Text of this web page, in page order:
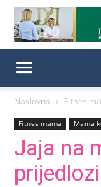
Naslovna Fitnes
Fitnes mama Mama
Jaja na